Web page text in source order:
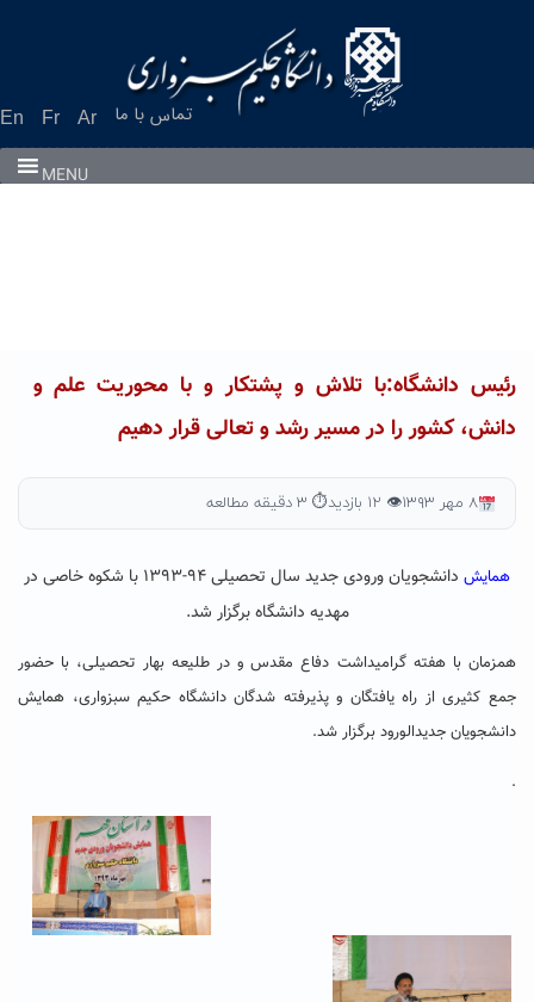
En Fr Ar تماس با ما
MENU
رئیس دانشگاه:با تلاش و پشتکار و با محوریت علم و
دانش، کشور را در مسیر رشد و تعالی قرار دهیم
۸ مهر ۱۳۹۳ 👁 ۱۲ بازدید ⏱ ۳ دقیقه مطالعه
همایش
دانشجویان ورودی جدید سال تحصیلی ۹۴-۱۳۹۳ با شکوه خاصی در
مهدیه دانشگاه برگزار شد.
همزمان با هفته گرامیداشت دفاع مقدس و در طلیعه بهار تحصیلی، با حضور
جمع کثیری از راه یافتگان و پذیرفته شدگان دانشگاه حکیم سبزواری، همایش
دانشجویان جدیدالورود برگزار شد.
.